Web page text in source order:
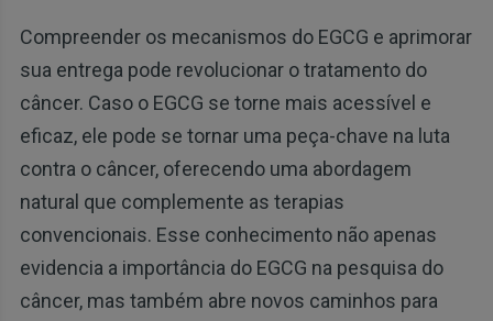
Compreender os mecanismos do EGCG e aprimorar
sua entrega pode revolucionar o tratamento do
câncer. Caso o EGCG se torne mais acessível e
eficaz, ele pode se tornar uma peça-chave na luta
contra o câncer, oferecendo uma abordagem
natural que complemente as terapias
convencionais. Esse conhecimento não apenas
evidencia a importância do EGCG na pesquisa do
câncer, mas também abre novos caminhos para